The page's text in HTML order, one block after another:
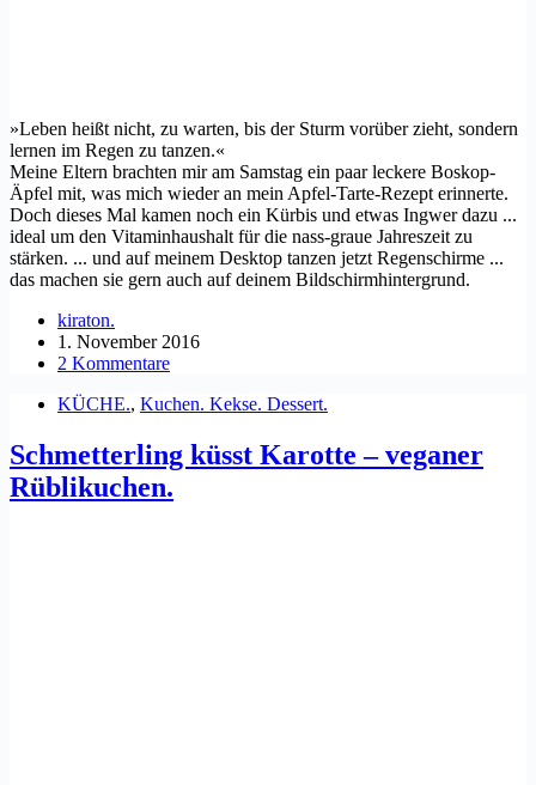
»Leben heißt nicht, zu warten, bis der Sturm vorüber zieht, sondern
lernen im Regen zu tanzen.«
Meine Eltern brachten mir am Samstag ein paar leckere Boskop-
Äpfel mit, was mich wieder an mein Apfel-Tarte-Rezept erinnerte.
Doch dieses Mal kamen noch ein Kürbis und etwas Ingwer dazu ...
ideal um den Vitaminhaushalt für die nass-graue Jahreszeit zu
stärken. ... und auf meinem Desktop tanzen jetzt Regenschirme ...
das machen sie gern auch auf deinem Bildschirmhintergrund.
kiraton.
1. November 2016
2 Kommentare
KÜCHE., Kuchen. Kekse. Dessert.
Schmetterling küsst Karotte – veganer
Rüblikuchen.